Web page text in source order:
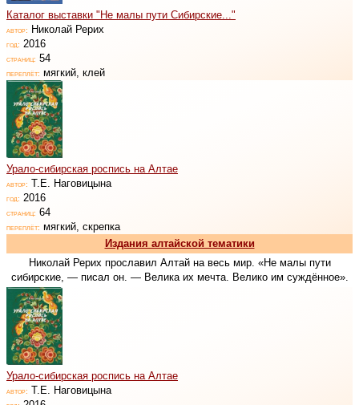
Каталог выставки "Не малы пути Сибирские..."
автор: Николай Рерих
год: 2016
страниц: 54
переплёт: мягкий, клей
Урало-сибирская роспись на Алтае
автор: Т.Е. Наговицына
год: 2016
страниц: 64
переплёт: мягкий, скрепка
Издания алтайской тематики
Николай Рерих прославил Алтай на весь мир. «Не малы пути
сибирские, — писал он. — Велика их мечта. Велико им суждённое».
Урало-сибирская роспись на Алтае
автор: Т.Е. Наговицына